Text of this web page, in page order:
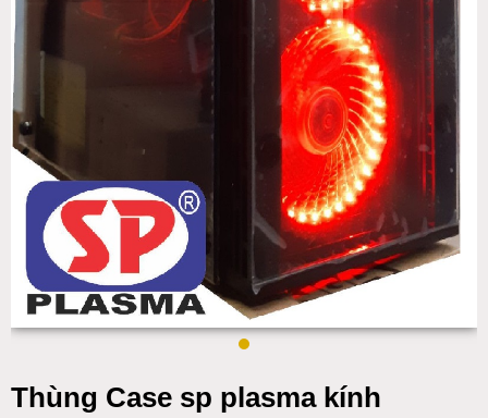
Thùng Case sp plasma kính